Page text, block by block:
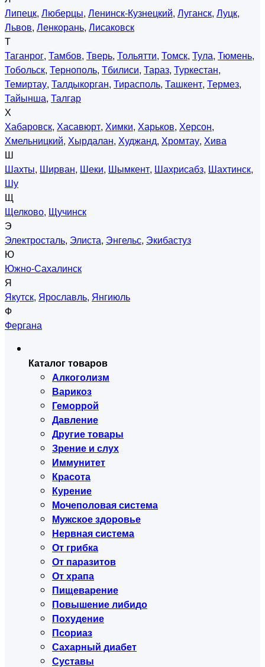
Липецк, Люберцы, Ленинск-Кузнецкий, Луганск, Луцк,
Львов, Ленкорань, Лисаковск
Т
Таганрог, Тамбов, Тверь, Тольятти, Томск, Тула, Тюмень,
Тобольск, Тернополь, Тбилиси, Тараз, Туркестан,
Темиртау, Талдыкорган, Тирасполь, Ташкент, Термез,
Тайынша, Талгар
Х
Хабаровск, Хасавюрт, Химки, Харьков, Херсон,
Хмельницкий, Хырдалан, Худжанд, Хромтау, Хива
Ш
Шахты, Ширван, Шеки, Шымкент, Шахрисабз, Шахтинск,
Шу
Щ
Щелково, Щучинск
Э
Электросталь, Элиста, Энгельс, Экибастуз
Ю
Южно-Сахалинск
Я
Якутск, Ярославль, Янгиюль
Ф
Фергана
Каталог товаров
Алкоголизм
Варикоз
Геморрой
Давление
Другие товары
Зрение и слух
Иммунитет
Красота
Курение
Мочеполовая система
Мужское здоровье
Нервная система
От грибка
От паразитов
От храпа
Пищеварение
Повышение либидо
Похудение
Псориаз
Сахарный диабет
Суставы